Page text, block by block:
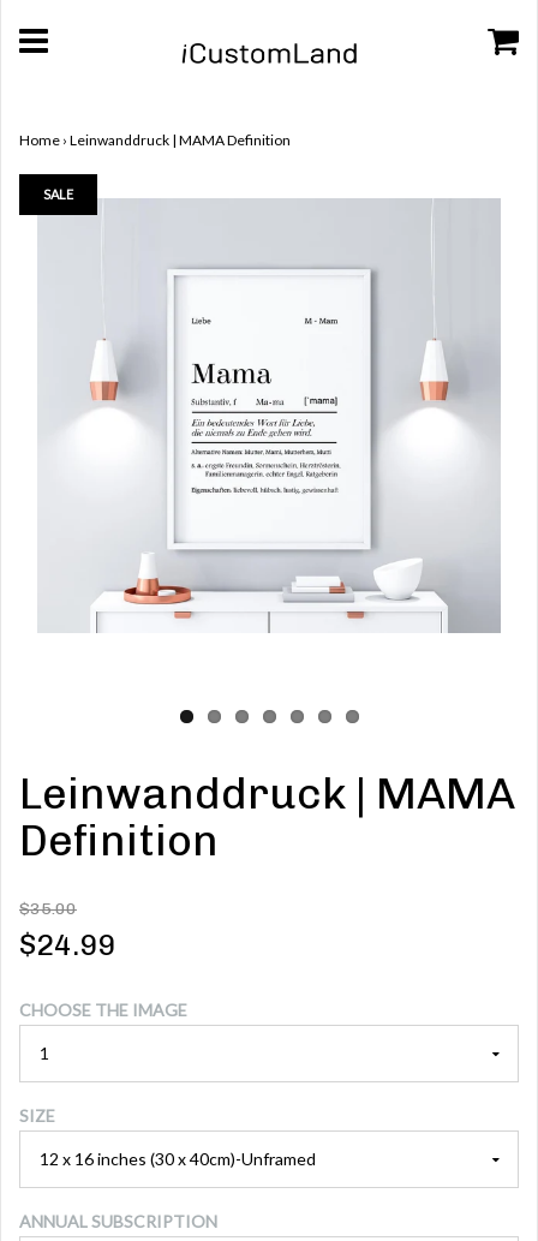
Home › Leinwanddruck | MAMA Definition
SALE
Leinwanddruck | MAMA
Definition
$35.00
$24.99
CHOOSE THE IMAGE
SIZE
ANNUAL SUBSCRIPTION